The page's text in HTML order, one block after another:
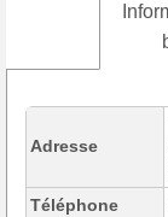
Adresse
Téléphone